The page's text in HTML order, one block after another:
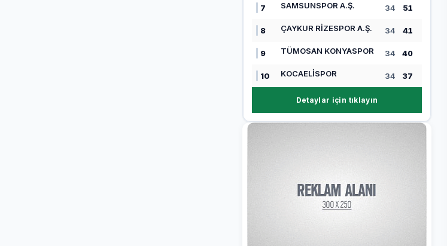
7 SAMSUNSPOR A.Ş. 34 51
8 ÇAYKUR RİZESPOR A.Ş. 34 41
9 TÜMOSAN KONYASPOR 34 40
10 KOCAELİSPOR 34 37
Detaylar için tıklayın